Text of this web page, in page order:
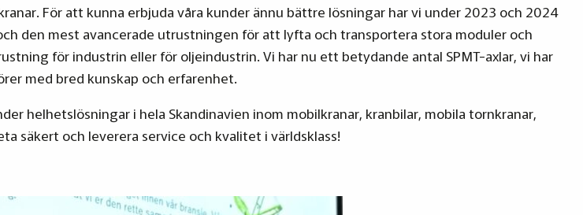
För att kunna erbjuda våra kunder ännu bättre lösningar har vi under 2023 och 2024
den mest avancerade utrustningen för att lyfta och transportera stora moduler och
för industrin eller för oljeindustrin. Vi har nu ett betydande antal SPMT-axlar, vi har
med bred kunskap och erfarenhet.
helhetslösningar i hela Skandinavien inom mobilkranar, kranbilar, mobila tornkranar,
säkert och leverera service och kvalitet i världsklass!